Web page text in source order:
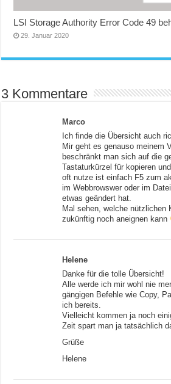
LSI Storage Authority Error Code 49
29. Januar 2020
3 Kommentare
Marco
Ich finde die Übersicht auch
Mir geht es genauso meinem
beschränkt man sich auf die
Tastaturkürzel für kopieren
oft nutze ist einfach F5 zum
im Webbrowswer oder im
etwas geändert hat.
Mal sehen, welche nützlichen
zukünftig noch aneignen kann
Helene
Danke für die tolle Übersicht!
Alle werde ich mir wohl nie
gängigen Befehle wie Copy,
ich bereits.
Vielleicht kommen ja noch
Zeit spart man ja tatsächlich
Grüße
Helene